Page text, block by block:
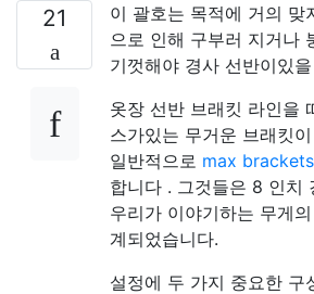
21
이 괄호는 목적에 거의 맞
으로 인해 구부러 지거나
기껏해야 경사 선반이있
옷장 선반 브래킷 라인을
스가있는 무거운 브래킷
일반적으로 max brackets
합니다 . 그것들은 8 인치
우리가 이야기하는 무게
계되었습니다.
설정에 두 가지 중요한 구